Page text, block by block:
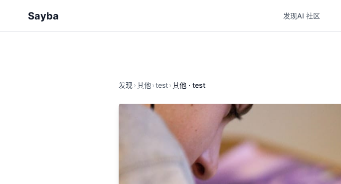
Sayba 发现AI 社区
发现›其他 ›test›其他 · test